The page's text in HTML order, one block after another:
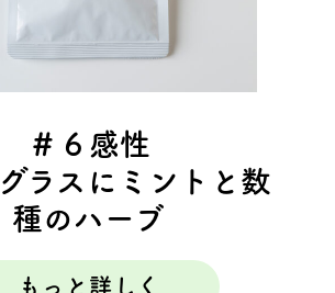
＃６感性
ラスにミントと数
種のハーブ
もっと詳しく